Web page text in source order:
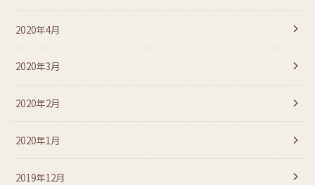
2020年4月
2020年3月
2020年2月
2020年1月
2019年12月